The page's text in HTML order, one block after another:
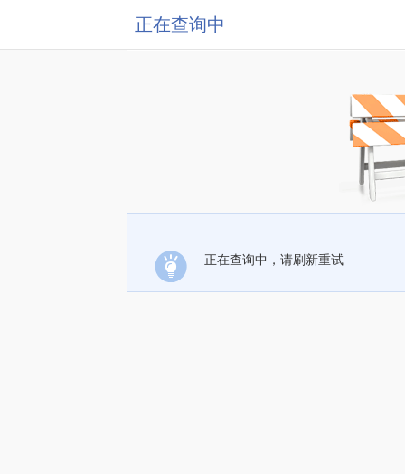
正在查询中
正在查询中，请刷新重试